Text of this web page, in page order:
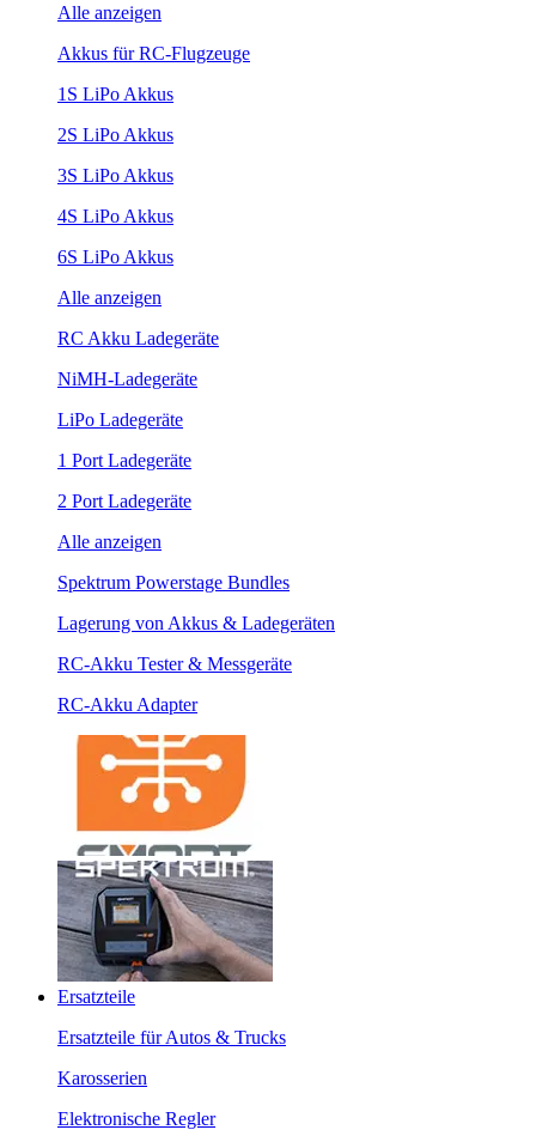
Alle anzeigen
Akkus für RC-Flugzeuge
1S LiPo Akkus
2S LiPo Akkus
3S LiPo Akkus
4S LiPo Akkus
6S LiPo Akkus
Alle anzeigen
RC Akku Ladegeräte
NiMH-Ladegeräte
LiPo Ladegeräte
1 Port Ladegeräte
2 Port Ladegeräte
Alle anzeigen
Spektrum Powerstage Bundles
Lagerung von Akkus & Ladegeräten
RC-Akku Tester & Messgeräte
RC-Akku Adapter
Ersatzteile
Ersatzteile für Autos & Trucks
Karosserien
Elektronische Regler